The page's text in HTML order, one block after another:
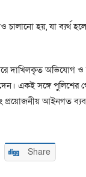
চালানো হয়, যা
দাখিলকৃত অভিযোগ ও
একই সঙ্গে পুলিশের
আইনগত
Share